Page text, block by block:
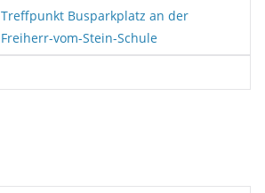
Treffpunkt Busparkplatz an der
Freiherr-vom-Stein-Schule